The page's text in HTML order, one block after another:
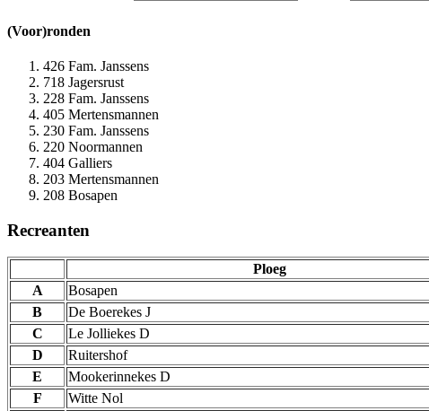
(Voor)ronden
426 Fam. Janssens
718 Jagersrust
228 Fam. Janssens
405 Mertensmannen
230 Fam. Janssens
220 Noormannen
404 Galliers
203 Mertensmannen
208 Bosapen
Recreanten
Ploeg
A
Bosapen
B
De Boerekes J
C
Le Jolliekes D
D
Ruitershof
E
Mookerinnekes D
F
Witte Nol